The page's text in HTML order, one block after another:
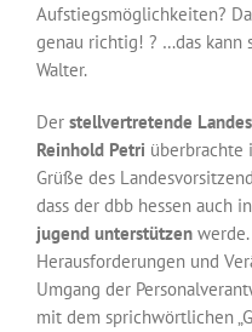
Aufstiegsmöglichkeiten?
genau richtig! ? …das kann
Walter.
Der stellvertretende
Reinhold Petri überbrachte
Grüße des
dass der dbb hessen auch
jugend unterstützen
Herausforderungen und
Umgang der
mit dem sprichwörtlichen